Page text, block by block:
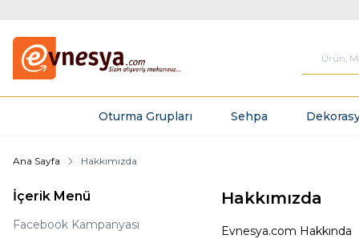
Oturma Grupları Sehpa
Ana Sayfa Hakkımızda
İçerik Menü
Facebook Kampanyası
Hakkımızda
Evnesya.com Hakkında